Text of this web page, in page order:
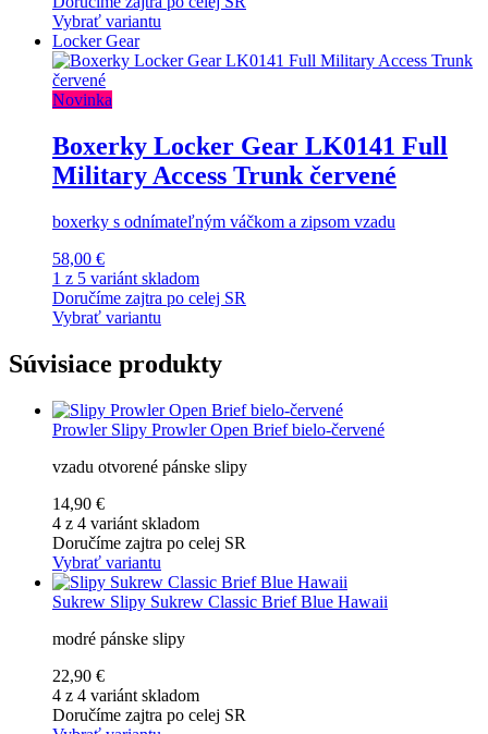
Vybrať variantu
Locker Gear
Novinka
Boxerky Locker Gear LK0141 Full
Military Access Trunk červené
boxerky s odnímateľným váčkom a zipsom vzadu
58,00 €
1 z 5 variánt skladom
Doručíme zajtra po celej SR
Vybrať variantu
Súvisiace produkty
Prowler Slipy Prowler Open Brief bielo-červené
vzadu otvorené pánske slipy
14,90 €
4 z 4 variánt skladom
Doručíme zajtra po celej SR
Vybrať variantu
Sukrew Slipy Sukrew Classic Brief Blue Hawaii
modré pánske slipy
22,90 €
4 z 4 variánt skladom
Doručíme zajtra po celej SR